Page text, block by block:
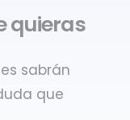
quieras
sabrán
que